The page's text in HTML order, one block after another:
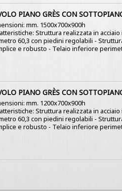
PIANO GRÈS CON
mm. 1500x700x900h
Struttura realizzata in
60,3 con piedini regolabili -
e robusto - Telaio inferiore
PIANO GRÈS CON
mm. 1200x700x900h
Struttura realizzata in
60,3 con piedini regolabili -
e robusto - Telaio inferiore